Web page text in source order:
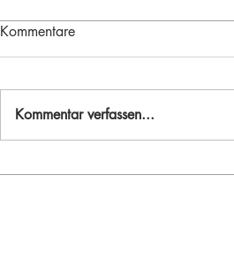
Kommentare
Kommentar verfassen...